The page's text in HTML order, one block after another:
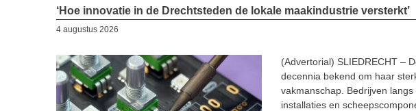
‘Hoe innovatie in de Drechtsteden de lokale maakindustrie versterkt’
4 augustus 2026
(Advertorial) SLIEDRECHT –
decennia bekend om haar
vakmanschap. Bedrijven
installaties en